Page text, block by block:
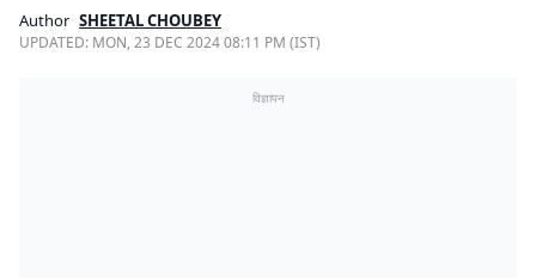
Author SHEETAL CHOUBEY
UPDATED: MON, 23 DEC 2024 08:11 PM (IST)
विज्ञापन